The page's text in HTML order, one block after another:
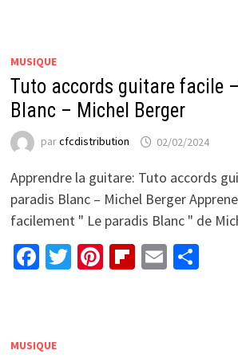
MUSIQUE
Tuto accords guitare facile
Blanc – Michel Berger
parcfcdistribution 02/02/2024
Apprendre la guitare: Tuto accords
paradis Blanc – Michel Berger
facilement " Le paradis Blanc " de
Facebook
Twitter
Pinterest
Flipboard
Email
MUSIQUE